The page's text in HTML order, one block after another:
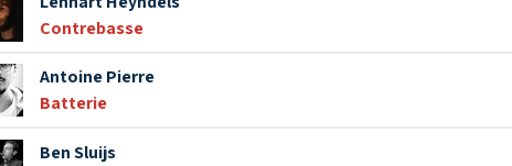
Contrebasse
Antoine Pierre
Batterie
Ben Sluijs